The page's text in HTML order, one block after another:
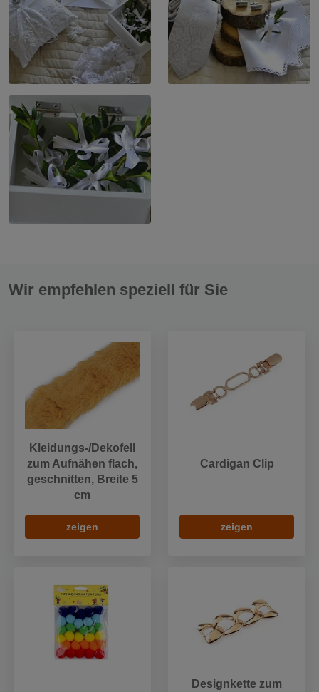
Wir empfehlen speziell für Sie
Kleidungs-/Dekofell
zum Aufnähen flach,
geschnitten, Breite 5
cm
zeigen
Cardigan Clip
zeigen
Designkette zum